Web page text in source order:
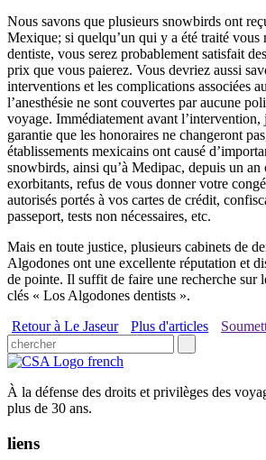
Nous savons que plusieurs snowbirds ont
Mexique; si quelqu’un qui y a été traité vous
dentiste, vous serez probablement satisfait
prix que vous paierez. Vous devriez aussi
interventions et les complications associées
l’anesthésie ne sont couvertes par aucune
voyage. Immédiatement avant l’intervention,
garantie que les honoraires ne changeront
établissements mexicains ont causé
snowbirds, ainsi qu’à Medipac, depuis un
exorbitants, refus de vous donner votre
autorisés portés à vos cartes de crédit,
passeport, tests non nécessaires, etc.
Mais en toute justice, plusieurs cabinets de
Algodones ont une excellente réputation et
de pointe. Il suffit de faire une recherche sur
clés « Los Algodones dentists ».
Retour à Le Jaseur
Plus d'articles
À la défense des droits et privilèges des
plus de 30 ans.
liens